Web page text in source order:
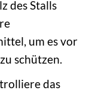
des Stalls
um es vor
schützen.
das